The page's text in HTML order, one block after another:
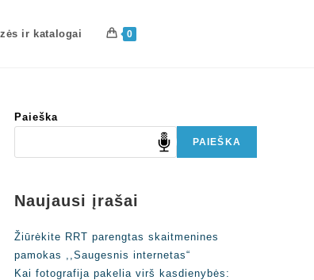
ir katalogai 0
Paieška
PAIEŠKA
Naujausi įrašai
Žiūrėkite RRT parengtas skaitmenines
pamokas ,,Saugesnis internetas“
Kai fotografija pakelia virš kasdienybės: